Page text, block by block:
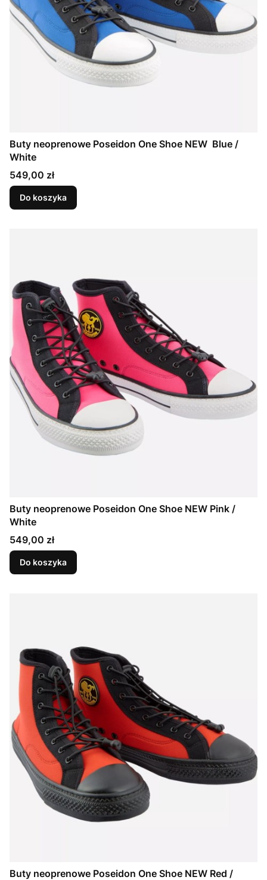
Buty neoprenowe Poseidon One Shoe NEW Blue /
White
Cena
549,00 zł
Do koszyka
Buty neoprenowe Poseidon One Shoe NEW Pink /
White
Cena
549,00 zł
Do koszyka
Buty neoprenowe Poseidon One Shoe NEW Red /